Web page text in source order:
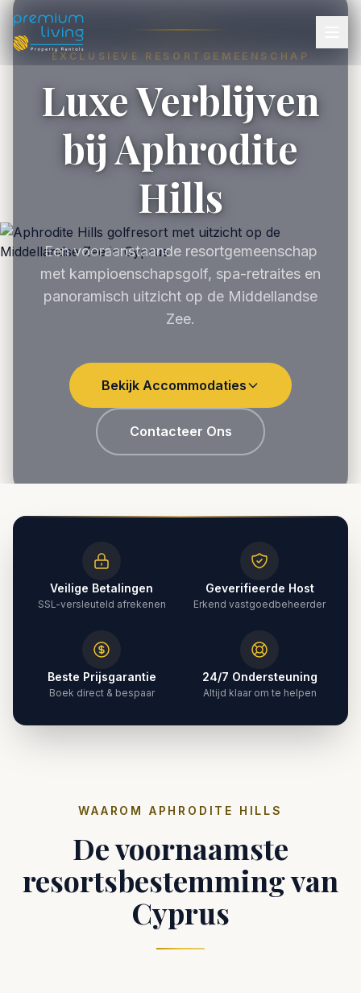
EXCLUSIEVE RESORTGEMEENSCHAP
Luxe Verblijven
bij Aphrodite
Hills
Een vooraanstaande resortgemeenschap
met kampioenschapsgolf, spa-retraites en
panoramisch uitzicht op de Middellandse
Zee.
Bekijk Accommodaties
Contacteer Ons
Veilige Betalingen
SSL-versleuteld afrekenen
Geverifieerde Host
Erkend vastgoedbeheerder
Beste Prijsgarantie
Boek direct & bespaar
24/7 Ondersteuning
Altijd klaar om te helpen
WAAROM APHRODITE HILLS
De voornaamste
resortsbestemming van
Cyprus